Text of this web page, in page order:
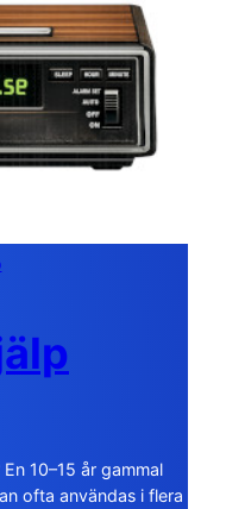
10–15 år gammal
ofta användas i flera